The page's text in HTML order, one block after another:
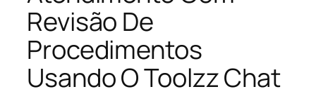
Revisão De
Procedimentos
Usando O Toolzz Chat